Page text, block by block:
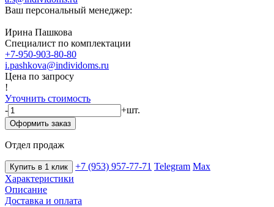
Ваш персональный менеджер:
Ирина Пашкова
Специалист по комплектации
+7-950-903-80-80
i.pashkova@individoms.ru
Цена по запросу
!
Уточнить стоимость
-
+шт.
Оформить заказ
Отдел продаж
Купить в 1 клик +7 (953) 957-77-71 Telegram Max
Характеристики
Описание
Доставка и оплата